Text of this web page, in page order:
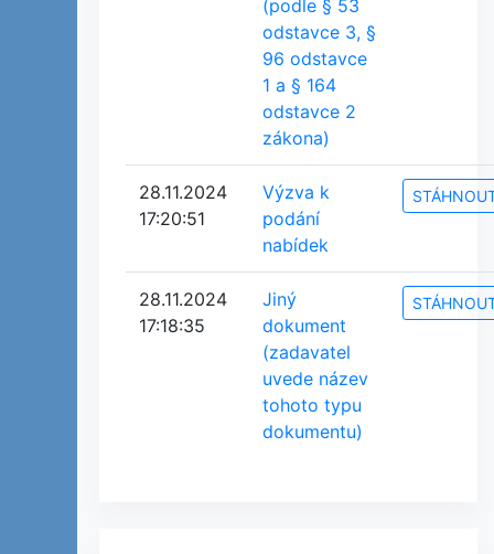
(podle § 53
odstavce 3, §
96 odstavce
1 a § 164
odstavce 2
zákona)
28.11.2024
17:20:51
Výzva k
podání
nabídek
28.11.2024
17:18:35
Jiný
dokument
(zadavatel
uvede název
tohoto typu
dokumentu)